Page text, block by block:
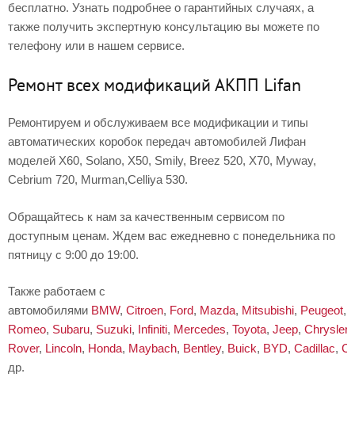
бесплатно. Узнать подробнее о гарантийных случаях, а
также получить экспертную консультацию вы можете по
телефону или в нашем сервисе.
Ремонт всех модификаций АКПП Lifan
Ремонтируем и обслуживаем все модификации и типы
автоматических коробок передач автомобилей Лифан
моделей X60, Solano, X50, Smily, Breez 520, X70, Myway,
Cebrium 720, Murman,Celliya 530.
Обращайтесь к нам за качественным сервисом по
доступным ценам. Ждем вас ежедневно с понедельника по
пятницу с 9:00 до 19:00.
Также работаем с
автомобилями BMW, Citroen, Ford, Mazda, Mitsubishi, Peugeot,
Romeo, Subaru, Suzuki, Infiniti, Mercedes, Toyota, Jeep, Chrysler
Rover, Lincoln, Honda, Maybach, Bentley, Buick, BYD, Cadillac,
др.